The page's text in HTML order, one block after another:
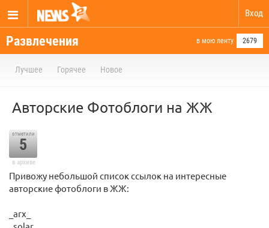
Вход
Развлечения в мою ленту 2679
Лучшее Горячее Новое
Авторские Фотоблоги на ЖЖ
отметили
5
в архиве
Привожу небольшой список ссылок на интересные
авторские фотоблоги в ЖЖ:
_arx_